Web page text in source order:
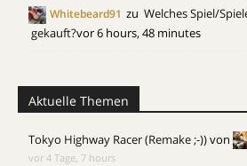
Whitebeard91 zu Welches Spiel/
gekauft?vor 6 hours, 48 minutes
Aktuelle Themen
Tokyo Highway Racer (Remake ;-))von
vor 4 Tage, 7 hours